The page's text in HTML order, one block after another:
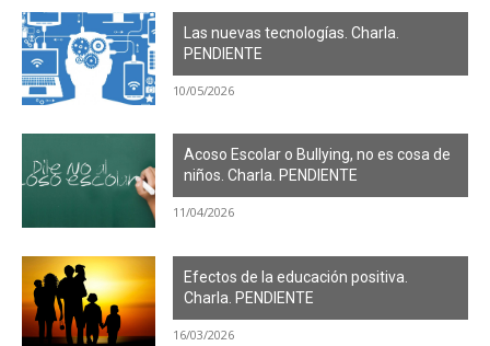
Las nuevas tecnologías. Charla.
PENDIENTE
10/05/2026
Acoso Escolar o Bullying, no es cosa de
niños. Charla. PENDIENTE
11/04/2026
Efectos de la educación positiva.
Charla. PENDIENTE
16/03/2026